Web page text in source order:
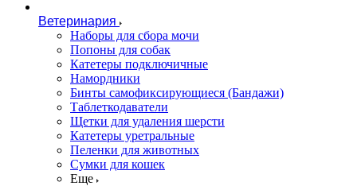
Ветеринария
Наборы для сбора мочи
Попоны для собак
Катетеры подключичные
Намордники
Бинты самофиксирующиеся (Бандажи)
Таблеткодаватели
Щетки для удаления шерсти
Катетеры уретральные
Пеленки для животных
Сумки для кошек
Еще